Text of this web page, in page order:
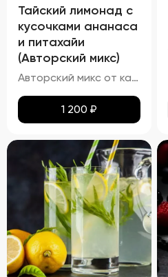
Тайский лимонад с
кусочками ананаса
и питахайи
(Авторский микс)
Авторский микс от кальянных мастеров - Свежий коктейль с ярким ананасовым шейком и ноткой питахайи
1 200 ₽